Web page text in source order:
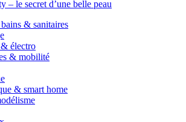
– le secret d’une belle peau
& sanitaires
électro
& mobilité
& smart home